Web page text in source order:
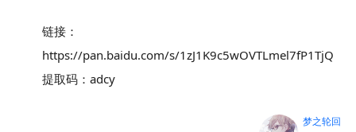
链接：
https://pan.baidu.com/s/1zJ1K9c5wOVTLmel7fP1TjQ
提取码：adcy
梦之轮回